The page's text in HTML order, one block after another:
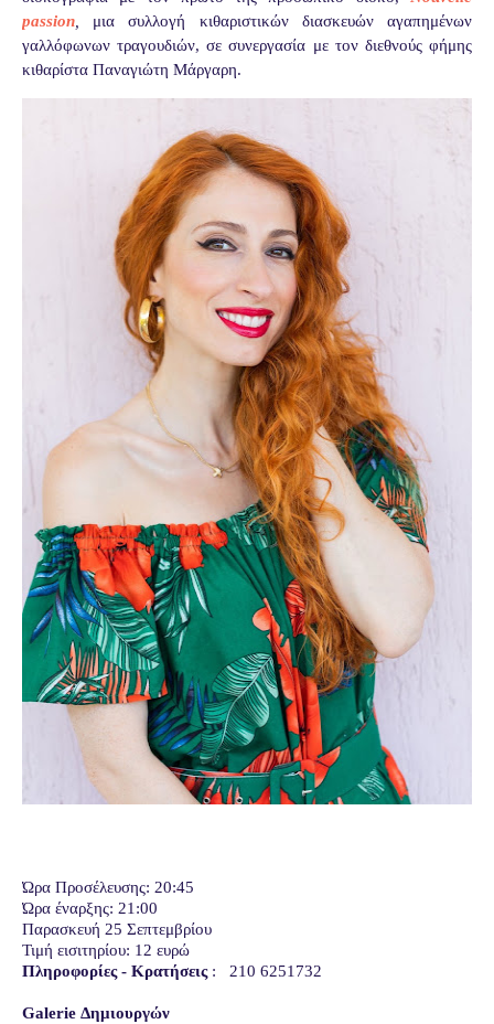
passion, μια συλλογή κιθαριστικών διασκευών αγαπημένων
γαλλόφωνων τραγουδιών, σε συνεργασία με τον διεθνούς φήμης
κιθαρίστα Παναγιώτη Μάργαρη.
Ώρα Προσέλευσης: 20:45
Ώρα έναρξης: 21:00
Παρασκευή 25 Σεπτεμβρίου
Τιμή εισιτηρίου: 12 ευρώ
Πληροφορίες - Κρατήσεις: 210 6251732
Galerie Δημιουργών